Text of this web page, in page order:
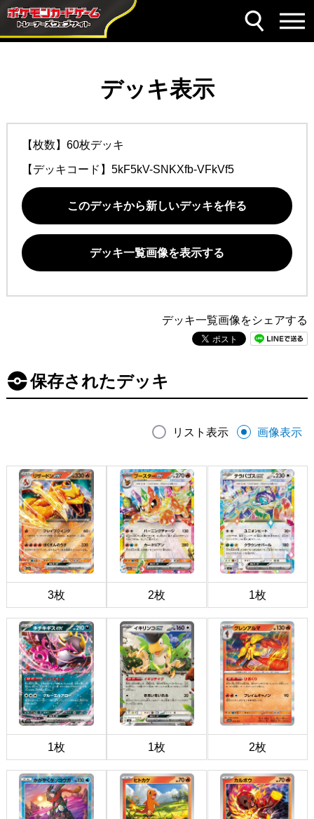
デッキ表示
【枚数】60枚デッキ
【デッキコード】 5kF5kV-SNKXfb-VFkVf5
このデッキから新しいデッキを作る
デッキ一覧画像を表示する
デッキ一覧画像をシェアする
保存されたデッキ
リスト表示 画像表示
3枚 2枚 1枚
1枚 1枚 2枚